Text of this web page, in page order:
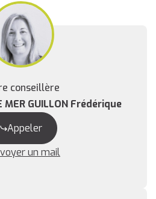
conseillère
MER GUILLON Frédérique
Appeler
un mail